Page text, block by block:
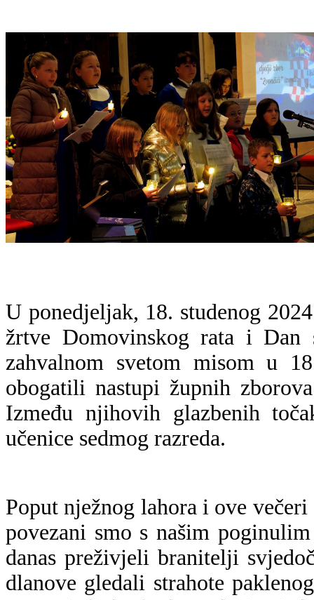
U ponedjeljak, 18. studenog
žrtve Domovinskog rata i Dan
zahvalnom svetom misom u
obogatili nastupi župnih
Između njihovih glazbenih
učenice sedmog razreda.
Poput nježnog lahora i ove
povezani smo s našim
danas preživjeli branitelji
dlanove gledali strahote